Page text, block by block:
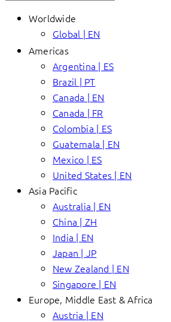
Worldwide
Global | EN
Americas
Argentina | ES
Brazil | PT
Canada | EN
Canada | FR
Colombia | ES
Guatemala | EN
Mexico | ES
United States | EN
Asia Pacific
Australia | EN
China | ZH
India | EN
Japan | JP
New Zealand | EN
Singapore | EN
Europe, Middle East & Africa
Austria | EN